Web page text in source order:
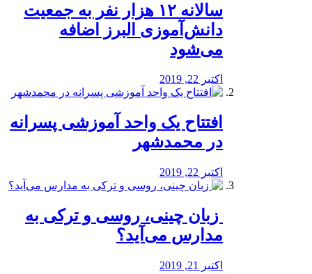
️سالانه ۱۲ هزار نفر به جمعیت
دانش‌آموزی البرز اضافه
می‌شود
اکتبر 22, 2019
افتتاح یک واحد آموزشی پسرانه
در محمدشهر
اکتبر 22, 2019
️ زبان چینی، روسی و ترکی به
مدارس می‌آید؟
اکتبر 21, 2019